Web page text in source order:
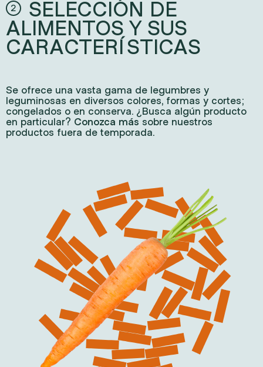
2
SELECCIÓN DE
ALIMENTOS Y SUS
CARACTERÍSTICAS
Se ofrece una vasta gama de legumbres y
leguminosas en diversos colores, formas y cortes;
congelados o en conserva. ¿Busca algún producto
en particular? Conozca más sobre nuestros
productos fuera de temporada.